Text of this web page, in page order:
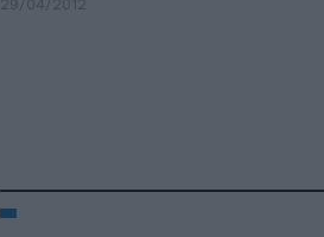
29/04/2012